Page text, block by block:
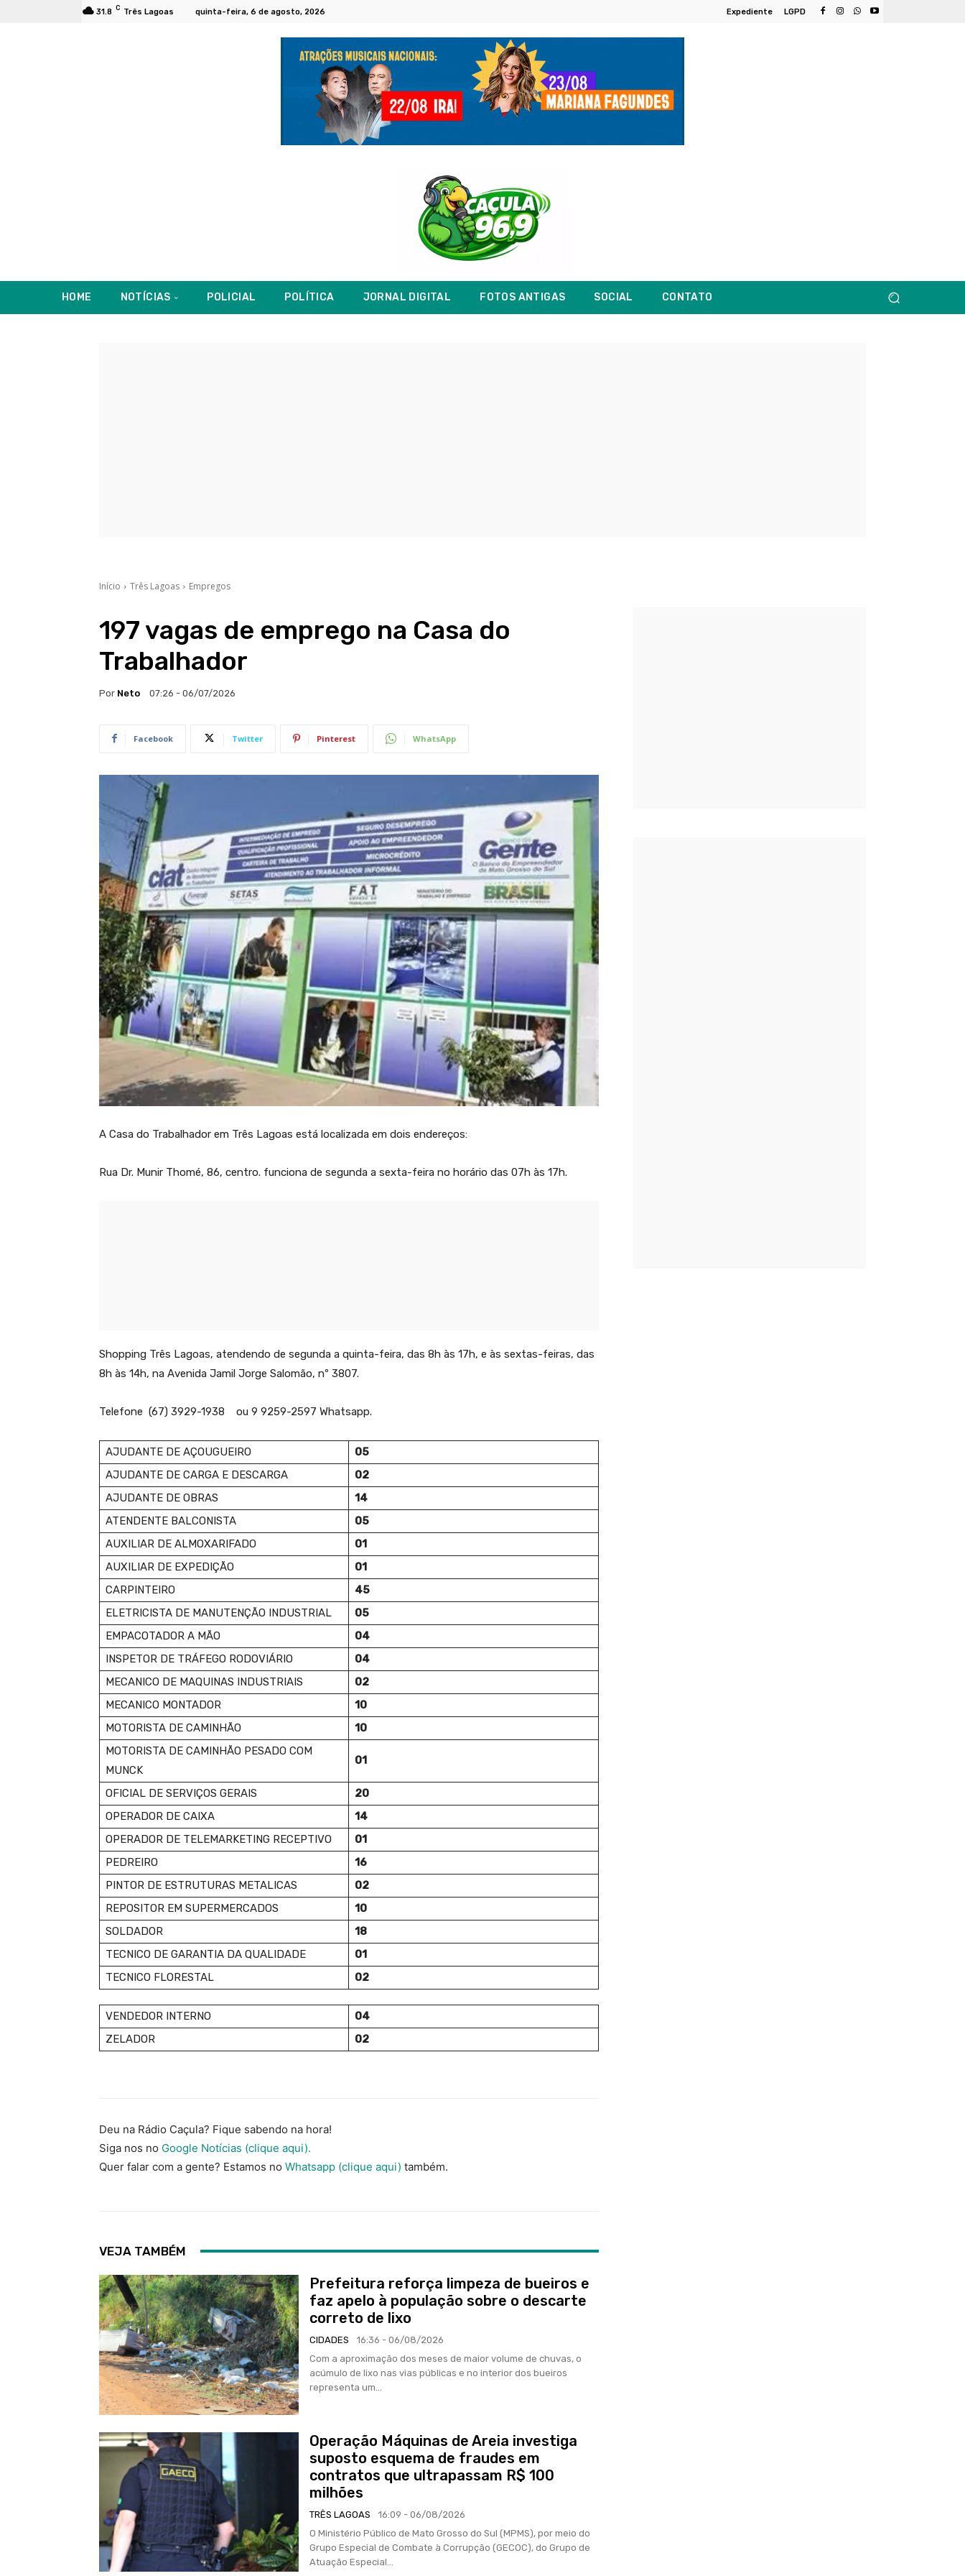
31.8 C Três Lagoas quinta-feira, 6 de agosto, 2026 Expediente LGPD
HOME NOTÍCIAS POLICIAL POLÍTICA JORNAL DIGITAL FOTOS ANTIGAS SOCIAL CONTATO
Início Três Lagoas Empregos
197 vagas de emprego na Casa do
Trabalhador
Por Neto 07:26 - 06/07/2026
Facebook Twitter Pinterest WhatsApp
A Casa do Trabalhador em Três Lagoas está localizada em dois endereços:
Rua Dr. Munir Thomé, 86, centro. funciona de segunda a sexta-feira no horário das 07h às 17h.
Shopping Três Lagoas, atendendo de segunda a quinta-feira, das 8h às 17h, e às sextas-feiras, das
8h às 14h, na Avenida Jamil Jorge Salomão, nº 3807.
Telefone (67) 3929-1938 ou 9 9259-2597 Whatsapp.
AJUDANTE DE AÇOUGUEIRO
05
AJUDANTE DE CARGA E DESCARGA
02
AJUDANTE DE OBRAS
14
ATENDENTE BALCONISTA
05
AUXILIAR DE ALMOXARIFADO
01
AUXILIAR DE EXPEDIÇÃO
01
CARPINTEIRO
45
ELETRICISTA DE MANUTENÇÃO INDUSTRIAL
05
EMPACOTADOR A MÃO
04
INSPETOR DE TRÁFEGO RODOVIÁRIO
04
MECANICO DE MAQUINAS INDUSTRIAIS
02
MECANICO MONTADOR
10
MOTORISTA DE CAMINHÃO
10
MOTORISTA DE CAMINHÃO PESADO COM
MUNCK
01
OFICIAL DE SERVIÇOS GERAIS
20
OPERADOR DE CAIXA
14
OPERADOR DE TELEMARKETING RECEPTIVO
01
PEDREIRO
16
PINTOR DE ESTRUTURAS METALICAS
02
REPOSITOR EM SUPERMERCADOS
10
SOLDADOR
18
TECNICO DE GARANTIA DA QUALIDADE
01
TECNICO FLORESTAL
02
VENDEDOR INTERNO
04
ZELADOR
02
Deu na Rádio Caçula? Fique sabendo na hora!
Siga nos no Google Notícias (clique aqui).
Quer falar com a gente? Estamos no Whatsapp (clique aqui) também.
VEJA TAMBÉM
Prefeitura reforça limpeza de bueiros e
faz apelo à população sobre o descarte
correto de lixo
CIDADES
16:36 - 06/08/2026
Com a aproximação dos meses de maior volume de chuvas, o
acúmulo de lixo nas vias públicas e no interior dos bueiros
representa um...
Operação Máquinas de Areia investiga
suposto esquema de fraudes em
contratos que ultrapassam R$ 100
milhões
TRÊS LAGOAS
16:09 - 06/08/2026
O Ministério Público de Mato Grosso do Sul (MPMS), por meio do
Grupo Especial de Combate à Corrupção (GECOC), do Grupo de
Atuação Especial...